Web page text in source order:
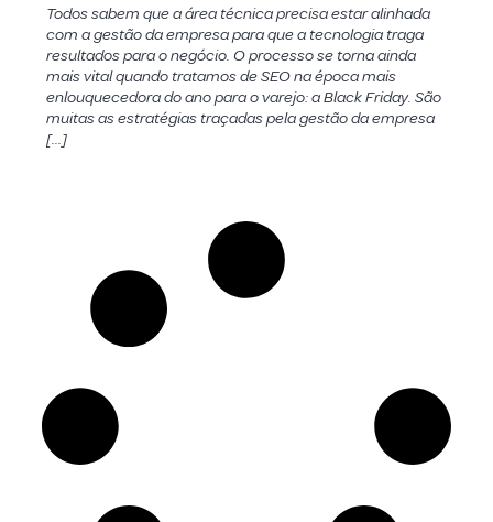
Todos sabem que a área técnica precisa estar alinhada
com a gestão da empresa para que a tecnologia traga
resultados para o negócio. O processo se torna ainda
mais vital quando tratamos de SEO na época mais
enlouquecedora do ano para o varejo: a Black Friday. São
muitas as estratégias traçadas pela gestão da empresa
[…]